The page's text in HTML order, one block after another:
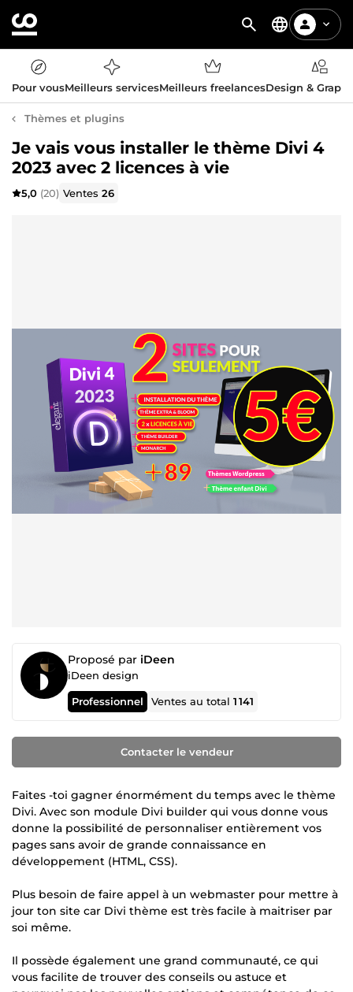
Pour vousMeilleurs servicesMeilleurs freelancesDesign &
Thèmes et plugins
Je vais vous installer le thème Divi 4
2023 avec 2 licences à vie
5,0 (20) Ventes26
Proposé par iDeen
iDeen design
Professionnel Ventes au total1 141
Contacter le vendeur
Faites -toi gagner énormément du temps avec le thème
Divi. Avec son module Divi builder qui vous donne vous
donne la possibilité de personnaliser entièrement vos
pages sans avoir de grande connaissance en
développement (HTML, CSS).
Plus besoin de faire appel à un webmaster pour mettre à
jour ton site car Divi thème est très facile à maitriser par
soi même.
Il possède également une grand communauté, ce qui
vous facilite de trouver des conseils ou astuce et